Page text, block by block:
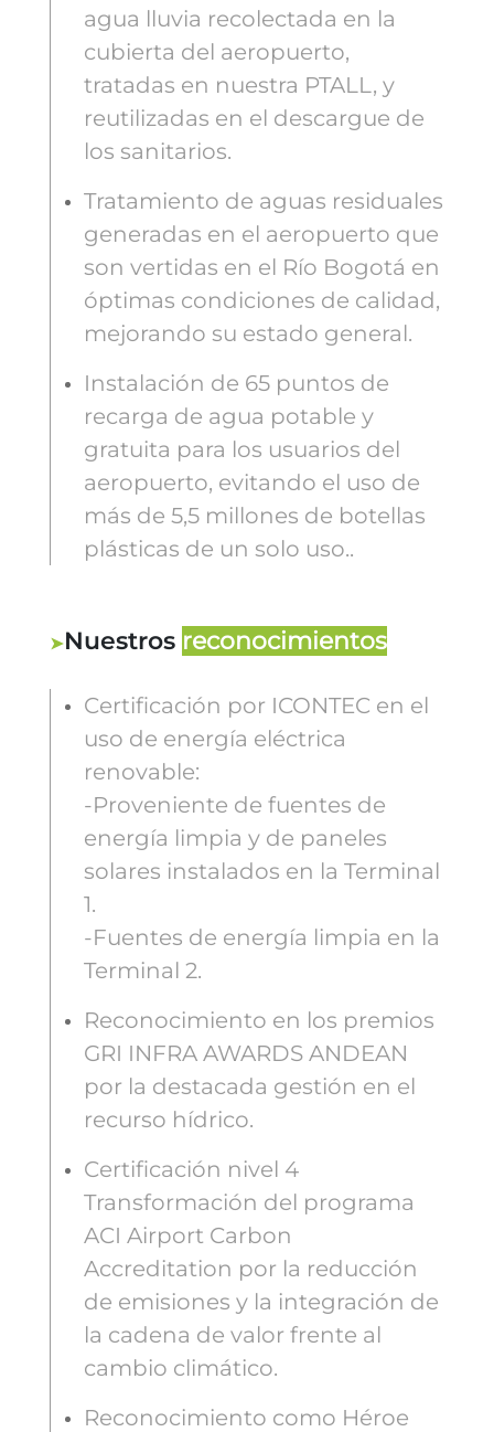
agua lluvia recolectada en la
cubierta del aeropuerto,
tratadas en nuestra PTALL, y
reutilizadas en el descargue de
los sanitarios.
Tratamiento de aguas residuales
generadas en el aeropuerto que
son vertidas en el Río Bogotá en
óptimas condiciones de calidad,
mejorando su estado general.
Instalación de 65 puntos de
recarga de agua potable y
gratuita para los usuarios del
aeropuerto, evitando el uso de
más de 5,5 millones de botellas
plásticas de un solo uso..
Nuestros reconocimientos
Certificación por ICONTEC en el
uso de energía eléctrica
renovable:
-Proveniente de fuentes de
energía limpia y de paneles
solares instalados en la Terminal
1.
-Fuentes de energía limpia en la
Terminal 2.
Reconocimiento en los premios
GRI INFRA AWARDS ANDEAN
por la destacada gestión en el
recurso hídrico.
Certificación nivel 4
Transformación del programa
ACI Airport Carbon
Accreditation por la reducción
de emisiones y la integración de
la cadena de valor frente al
cambio climático.
Reconocimiento como Héroe